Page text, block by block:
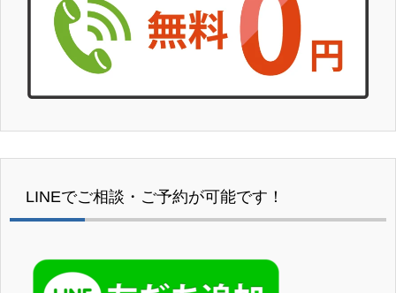
LINEでご相談・ご予約が可能です！